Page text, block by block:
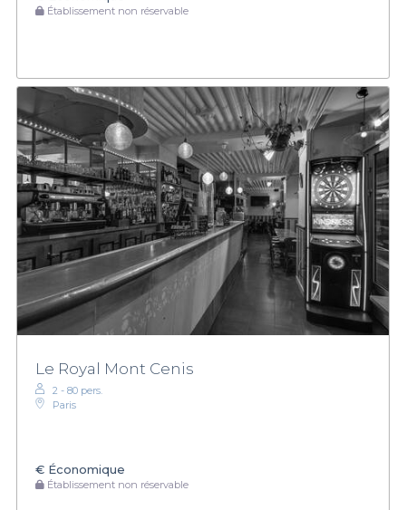
Établissement non réservable
Le Royal Mont Cenis
2 - 80 pers.
Paris
€ Économique
Établissement non réservable